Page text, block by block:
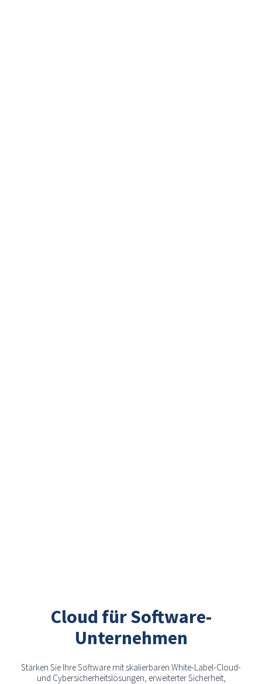
Cloud für Software-
Unternehmen
Stärken Sie Ihre Software mit skalierbaren White-Label-Cloud-
und Cybersicherheitslösungen, erweiterter Sicherheit,